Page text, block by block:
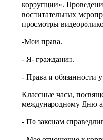
коррупции».
воспитательных
просмотры
-Мои права.
- Я- гражданин.
- Права и обязанности
Классные часы,
международному Дню
- По законам